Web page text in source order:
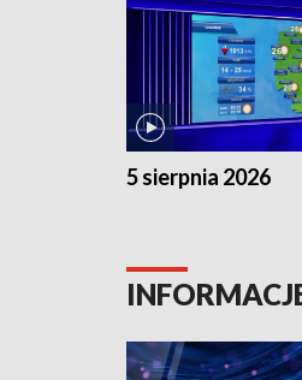
5 sierpnia 2026